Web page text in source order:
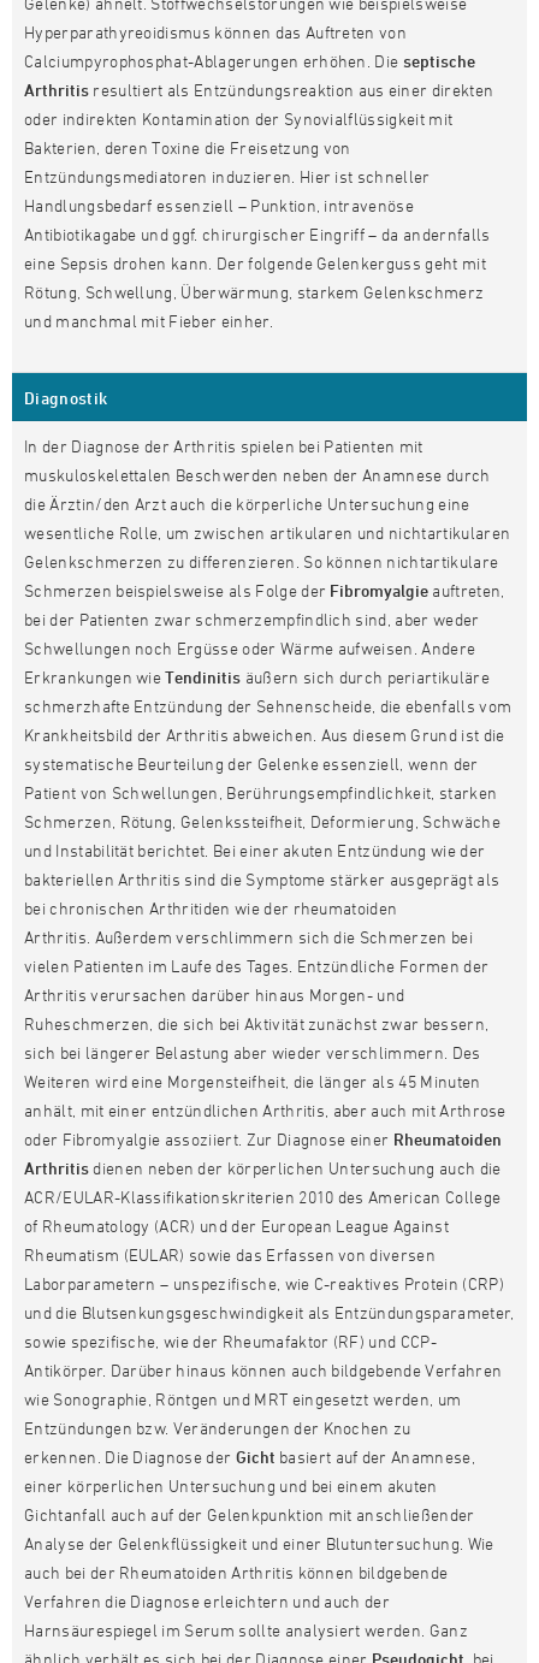
Hyperparathyreoidismus können das Auftreten von
Calciumpyrophosphat-Ablagerungen erhöhen. Die septische
Arthritis resultiert als Entzündungsreaktion aus einer direkten
oder indirekten Kontamination der Synovialflüssigkeit mit
Bakterien, deren Toxine die Freisetzung von
Entzündungsmediatoren induzieren. Hier ist schneller
Handlungsbedarf essenziell – Punktion, intravenöse
Antibiotikagabe und ggf. chirurgischer Eingriff – da andernfalls
eine Sepsis drohen kann. Der folgende Gelenkerguss geht mit
Rötung, Schwellung, Überwärmung, starkem Gelenkschmerz
und manchmal mit Fieber einher.
Diagnostik
In der Diagnose der Arthritis spielen bei Patienten mit
muskuloskelettalen Beschwerden neben der Anamnese durch
die Ärztin/den Arzt auch die körperliche Untersuchung eine
wesentliche Rolle, um zwischen artikularen und nichtartikularen
Gelenkschmerzen zu differenzieren. So können nichtartikulare
Schmerzen beispielsweise als Folge der Fibromyalgie auftreten,
bei der Patienten zwar schmerzempfindlich sind, aber weder
Schwellungen noch Ergüsse oder Wärme aufweisen. Andere
Erkrankungen wieTendinitis äußern sich durch periartikuläre
schmerzhafte Entzündung der Sehnenscheide, die ebenfalls vom
Krankheitsbild der Arthritis abweichen. Aus diesem Grund ist die
systematische Beurteilung der Gelenke essenziell, wenn der
Patient von Schwellungen, Berührungsempfindlichkeit, starken
Schmerzen, Rötung, Gelenkssteifheit, Deformierung, Schwäche
und Instabilität berichtet. Bei einer akuten Entzündung wie der
bakteriellen Arthritis sind die Symptome stärker ausgeprägt als
bei chronischen Arthritiden wie der rheumatoiden
Arthritis. Außerdem verschlimmern sich die Schmerzen bei
vielen Patienten im Laufe des Tages. Entzündliche Formen der
Arthritis verursachen darüber hinaus Morgen- und
Ruheschmerzen, die sich bei Aktivität zunächst zwar bessern,
sich bei längerer Belastung aber wieder verschlimmern. Des
Weiteren wird eine Morgensteifheit, die länger als 45 Minuten
anhält, mit einer entzündlichen Arthritis, aber auch mit Arthrose
oder Fibromyalgie assoziiert. Zur Diagnose einer Rheumatoiden
Arthritisdienen neben der körperlichen Untersuchung auch die
ACR/EULAR-Klassifikationskriterien 2010 des American College
of Rheumatology (ACR) und der European League Against
Rheumatism (EULAR) sowie das Erfassen von diversen
Laborparametern – unspezifische, wie C-reaktives Protein (CRP)
und die Blutsenkungsgeschwindigkeit als Entzündungsparameter,
sowie spezifische, wie der Rheumafaktor (RF) und CCP-
Antikörper. Darüber hinaus können auch bildgebende Verfahren
wie Sonographie, Röntgen und MRT eingesetzt werden, um
Entzündungen bzw. Veränderungen der Knochen zu
erkennen. Die Diagnose der Gicht basiert auf der Anamnese,
einer körperlichen Untersuchung und bei einem akuten
Gichtanfall auch auf der Gelenkpunktion mit anschließender
Analyse der Gelenkflüssigkeit und einer Blutuntersuchung. Wie
auch bei der Rheumatoiden Arthritis können bildgebende
Verfahren die Diagnose erleichtern und auch der
Harnsäurespiegel im Serum sollte analysiert werden. Ganz
ähnlich verhält es sich bei der Diagnose einer Pseudogicht , bei